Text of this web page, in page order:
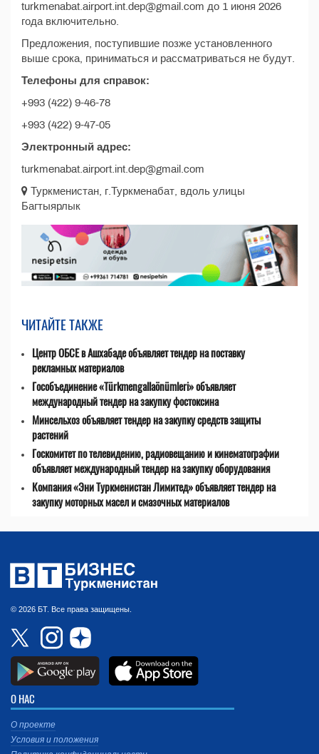
turkmenabat.airport.int.dep@gmail.com до 1 июня 2026
года включительно.
Предложения, поступившие позже установленного
выше срока, приниматься и рассматриваться не будут.
Телефоны для справок:
+993 (422) 9-46-78
+993 (422) 9-47-05
Электронный адрес:
turkmenabat.airport.int.dep@gmail.com
Туркменистан, г.Туркменабат, вдоль улицы
Багтыярлык
ЧИТАЙТЕ ТАКЖЕ
Центр ОБСЕ в Ашхабаде объявляет тендер на поставку
рекламных материалов
Гособъединение «Türkmengallaönümleri» объявляет
международный тендер на закупку фостоксина
Минсельхоз объявляет тендер на закупку средств защиты
растений
Госкомитет по телевидению, радиовещанию и кинематографии
объявляет международный тендер на закупку оборудования
Компания «Эни Туркменистан Лимитед» объявляет тендер на
закупку моторных масел и смазочных материалов
© 2026 БТ. Все права защищены.
О НАС
О проекте
Условия и положения